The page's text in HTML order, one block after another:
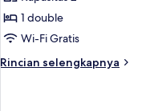
Double
Standar
1 double
Wi-Fi Gratis
Rincian selengkapnya
Rincian